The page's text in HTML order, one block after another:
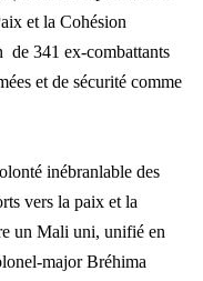
et la Cohésion
de 341 ex-combattants
et de sécurité comme
inébranlable des
vers la paix et la
un Mali uni, unifié en
major Bréhima